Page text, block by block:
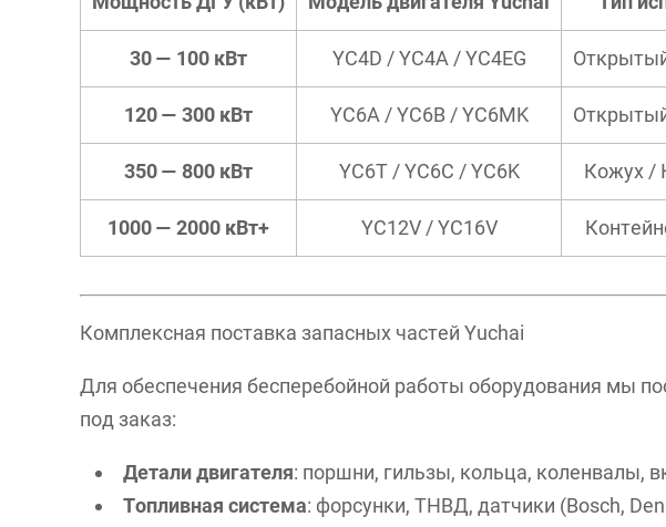
30 — 100 кВт YC4D / YC4A / YC4EG
120 — 300 кВт YC6A / YC6B / YC6MK
350 — 800 кВт YC6T / YC6C / YC6K Кожух /
1000 — 2000 кВт+ YC12V / YC16V
Комплексная поставка запасных частей Yuchai
Для обеспечения бесперебойной работы оборудования мы
под заказ:
Детали двигателя: поршни, гильзы, кольца, коленвалы,
Топливная система: форсунки, ТНВД, датчики (Bosch,